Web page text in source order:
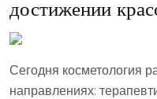
достижении
Сегодня косметология
направлениях: